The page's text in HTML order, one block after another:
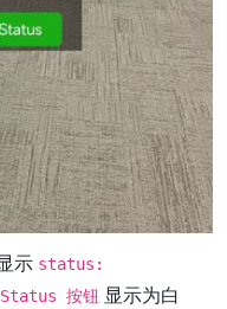
示 status:
Status 按钮 显示为白